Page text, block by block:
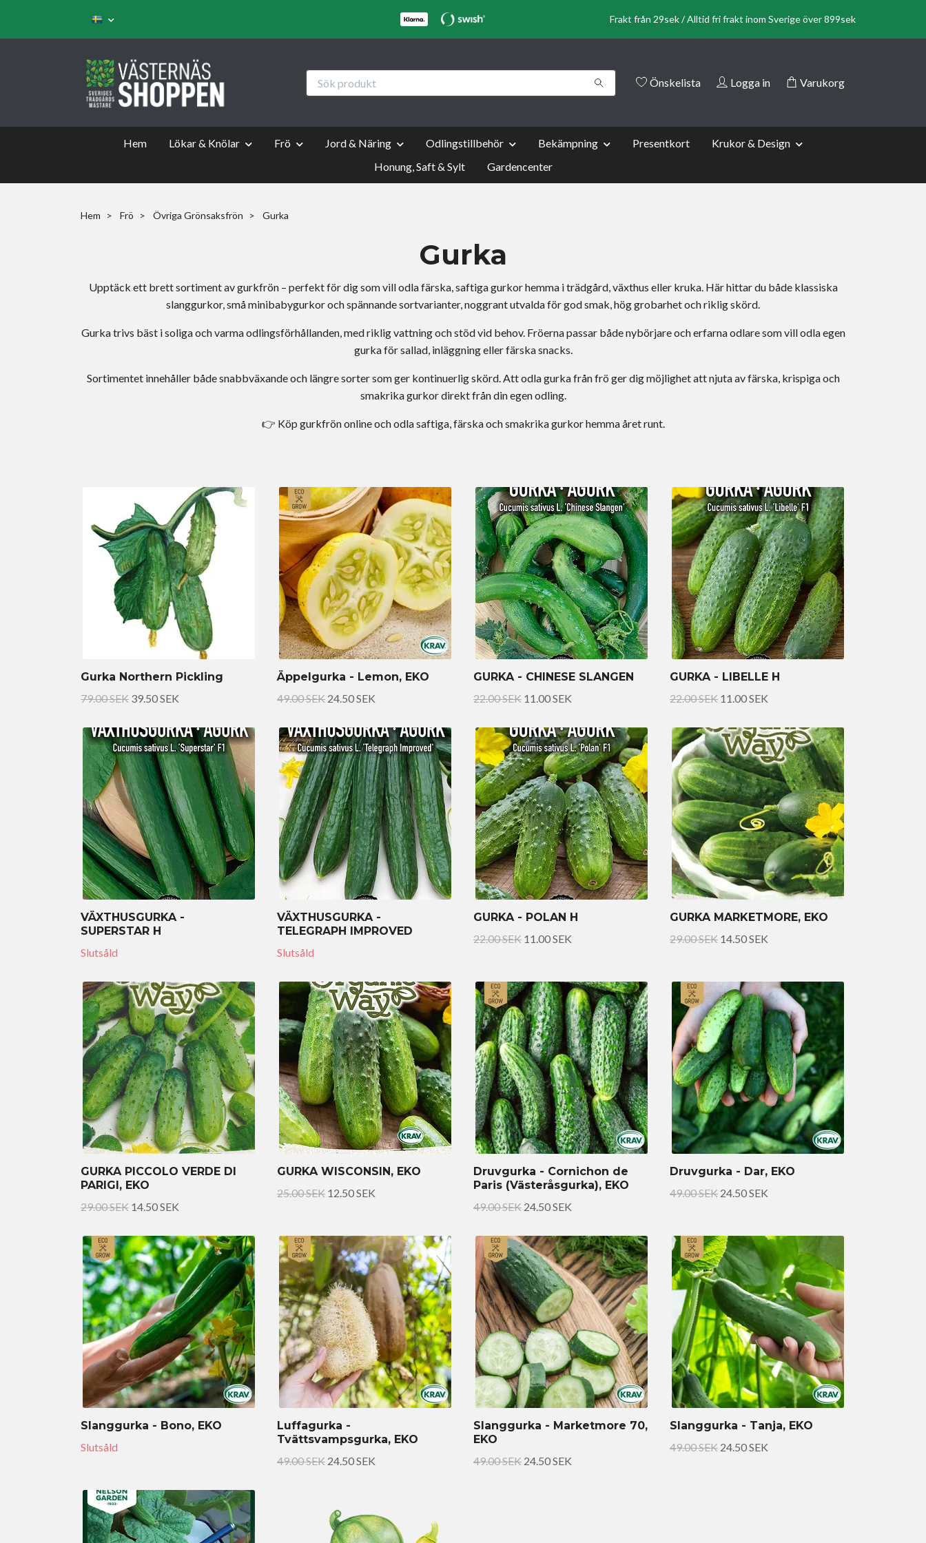
Frakt från 29sek / Alltid fri frakt inom Sverige över 899sek
Önskelista Logga in Varukorg
Hem Lökar & Knölar Frö Jord & Näring Odlingstillbehör Bekämpning Presentkort
Krukor & Design
Honung, Saft & Sylt
Gardencenter
Hem Frö Övriga Grönsaksfrön Gurka
Gurka
Upptäck ett brett sortiment av gurkfrön – perfekt för dig som vill odla färska, saftiga gurkor hemma i trädgård, växthus eller kruka. Här hittar du både klassiska
slanggurkor, små minibabygurkor och spännande sortvarianter, noggrant utvalda för god smak, hög grobarhet och riklig skörd.
Gurka trivs bäst i soliga och varma odlingsförhållanden, med riklig vattning och stöd vid behov. Fröerna passar både nybörjare och erfarna odlare som vill odla egen
gurka för sallad, inläggning eller färska snacks.
Sortimentet innehåller både snabbväxande och längre sorter som ger kontinuerlig skörd. Att odla gurka från frö ger dig möjlighet att njuta av färska, krispiga och
smakrika gurkor direkt från din egen odling.
👉 Köp gurkfrön online och odla saftiga, färska och smakrika gurkor hemma året runt.
Gurka Northern Pickling
79.00 SEK 39.50 SEK
Äppelgurka - Lemon, EKO
49.00 SEK 24.50 SEK
GURKA - CHINESE SLANGEN
22.00 SEK 11.00 SEK
GURKA - LIBELLE H
22.00 SEK 11.00 SEK
VÄXTHUSGURKA -
SUPERSTAR H
Slutsåld
VÄXTHUSGURKA -
TELEGRAPH IMPROVED
Slutsåld
GURKA - POLAN H
22.00 SEK 11.00 SEK
GURKA MARKETMORE, EKO
29.00 SEK 14.50 SEK
GURKA PICCOLO VERDE DI
PARIGI, EKO
29.00 SEK 14.50 SEK
GURKA WISCONSIN, EKO
25.00 SEK 12.50 SEK
Druvgurka - Cornichon de
Paris (Västeråsgurka), EKO
49.00 SEK 24.50 SEK
Druvgurka - Dar, EKO
49.00 SEK 24.50 SEK
Slanggurka - Bono, EKO
Slutsåld
Luffagurka -
Tvättsvampsgurka, EKO
49.00 SEK 24.50 SEK
Slanggurka - Marketmore 70,
EKO
49.00 SEK 24.50 SEK
Slanggurka - Tanja, EKO
49.00 SEK 24.50 SEK